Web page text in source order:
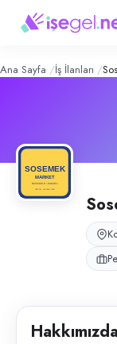
Konum:
SOSEMEK Market,
Kasiyer (Deneyimli)
Ana Sayfa İş İlanları
Hakkımızda